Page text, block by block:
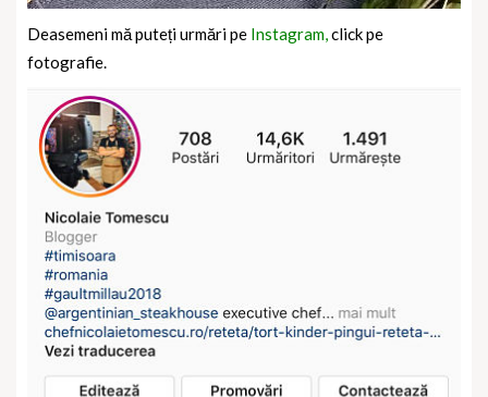
Deasemeni mă puteți urmări pe Instagram,click pe
fotografie.